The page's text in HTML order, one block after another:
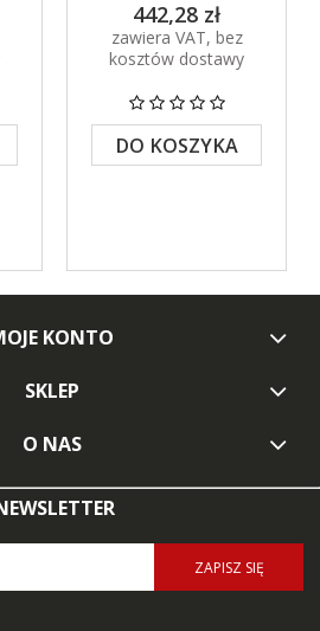
442,28 zł
zawiera VAT, bez
kosztów dostawy
DO KOSZYKA
KONTO
SKLEP
O NAS
ZAPISZ SIĘ